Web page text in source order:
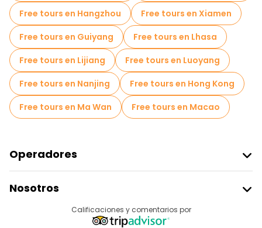
Tours de degustación locales en Shanghai
Free tours de un día en Shanghai
Tours en bicicleta en Shanghai
Tours gastronómicos en Shanghai
Free tours cerca The Bund
Free tours en Hangzhou
Free tours en Xiamen
Free tours en Guiyang
Free tours en Lhasa
Free tours en Lijiang
Free tours en Luoyang
Free tours en Nanjing
Free tours en Hong Kong
Free tours en Ma Wan
Free tours en Macao
Operadores
Acceder Como Proveedor
Programa De Afiliados
Nosotros
Calificaciones y comentarios por